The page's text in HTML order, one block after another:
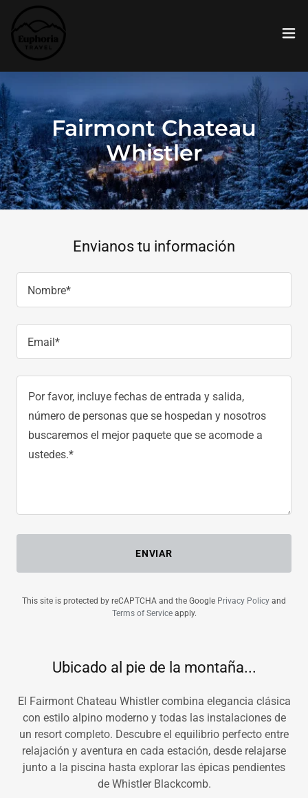
Fairmont Chateau
Whistler
Envianos tu información
Nombre*
Email*
ENVIAR
This site is protected by reCAPTCHA and the Google Privacy Policy and
Terms of Serviceapply.
Ubicado al pie de la montaña...
El Fairmont Chateau Whistler combina elegancia clásica
con estilo alpino moderno y todas las instalaciones de
un resort completo. Descubre el equilibrio perfecto entre
relajación y aventura en cada estación, desde relajarse
junto a la piscina hasta explorar las épicas pendientes
de Whistler Blackcomb.